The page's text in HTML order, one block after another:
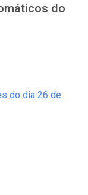
do
do dia 26 de